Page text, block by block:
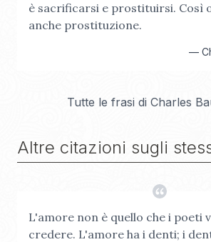
è sacrificarsi e prostituirsi. Così
anche prostituzione.
—
Tutte le frasi di Charles
Altre citazioni sugli
L'amore non è quello che i poeti
credere. L'amore ha i denti; i